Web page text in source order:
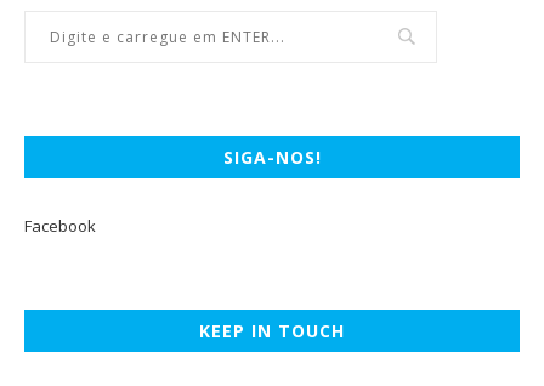
SIGA-NOS!
Facebook
KEEP IN TOUCH